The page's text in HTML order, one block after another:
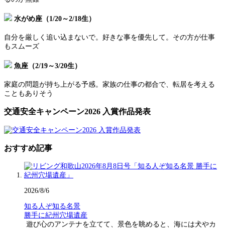
水がめ座（1/20～2/18生）
自分を厳しく追い込まないで。好きな事を優先して。その方が仕事
もスムーズ
魚座（2/19～3/20生）
家庭の問題が持ち上がる予感。家族の仕事の都合で、転居を考える
こともありそう
交通安全キャンペーン2026 入賞作品発表
おすすめ記事
2026/8/6
知る人ぞ知る名景
勝手に紀州穴場遺産
遊び心のアンテナを立てて、景色を眺めると、海には犬やカ